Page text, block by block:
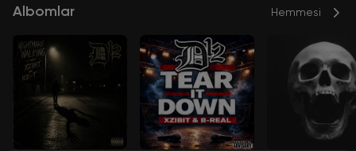
Albomlar Hemmesi